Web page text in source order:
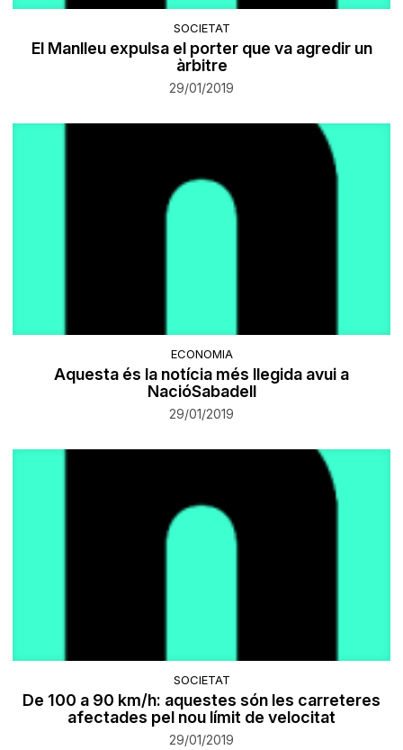
SOCIETAT
El Manlleu expulsa el porter que va agredir un
àrbitre
29/01/2019
ECONOMIA
Aquesta és la notícia més llegida avui a
NacióSabadell
29/01/2019
SOCIETAT
De 100 a 90 km/h: aquestes són les carreteres
afectades pel nou límit de velocitat
29/01/2019